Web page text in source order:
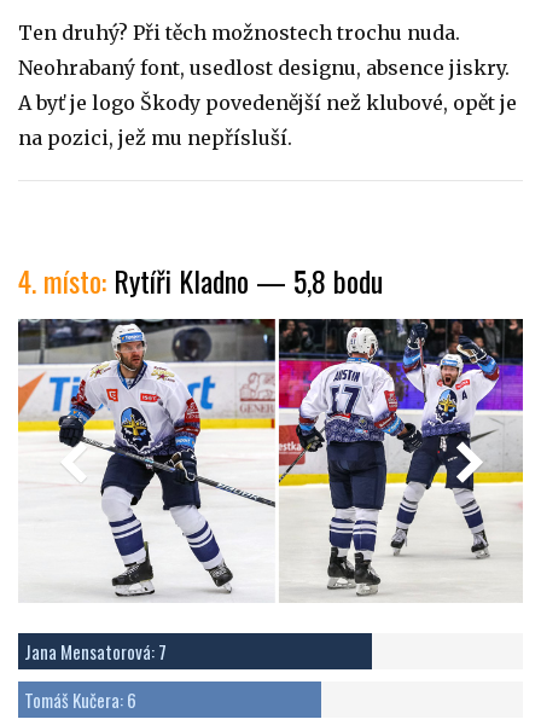
Ten druhý? Při těch možnostech trochu nuda.
Neohrabaný font, usedlost designu, absence jiskry.
A byť je logo Škody povedenější než klubové, opět je
na pozici, jež mu nepřísluší.
4. místo: Rytíři Kladno — 5,8 bodu
Jana Mensatorová: 7
Tomáš Kučera: 6